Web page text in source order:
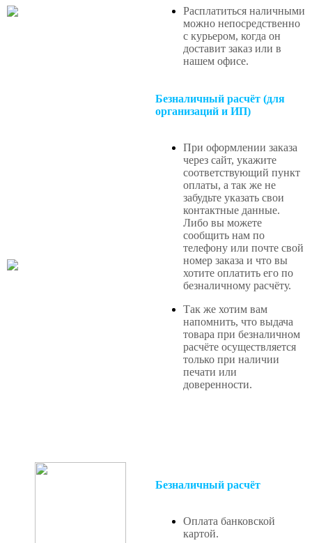
Расплатиться наличными
можно непосредственно
с курьером, когда он
доставит заказ или в
нашем офисе.
Безналичный расчёт (для
организаций и ИП)
При оформлении заказа
через сайт, укажите
соответствующий пункт
оплаты, а так же не
забудьте указать свои
контактные данные.
Либо вы можете
сообщить нам по
телефону или почте свой
номер заказа и что вы
хотите оплатить его по
безналичному расчёту.
Так же хотим вам
напомнить, что выдача
товара при безналичном
расчёте осуществляется
только при наличии
печати или
доверенности.
Безналичный расчёт
Оплата банковской
картой.